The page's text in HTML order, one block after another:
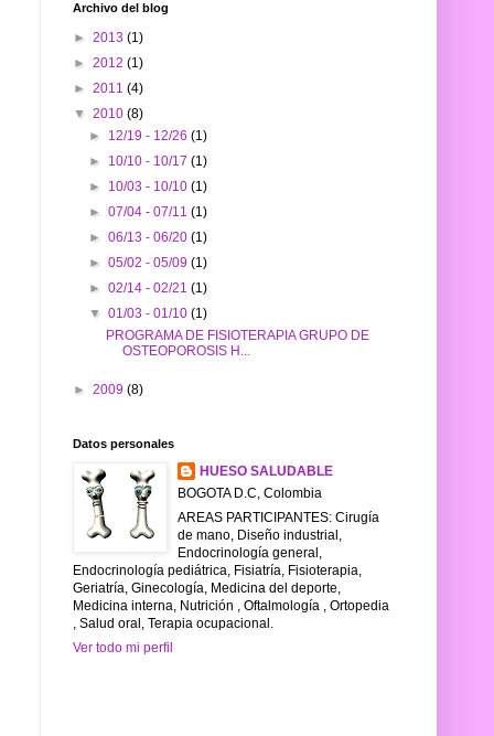
Archivo del blog
► 2013 (1)
► 2012 (1)
► 2011 (4)
▼ 2010 (8)
► 12/19 - 12/26(1)
► 10/10 - 10/17(1)
► 10/03 - 10/10(1)
►07/04 - 07/11(1)
►06/13 - 06/20(1)
►05/02 - 05/09(1)
►02/14 - 02/21(1)
▼01/03 - 01/10(1)
PROGRAMA DE FISIOTERAPIA GRUPO DE
OSTEOPOROSIS H...
► 2009 (8)
Datos personales
HUESO SALUDABLE
BOGOTA D.C, Colombia
AREAS PARTICIPANTES: Cirugía
de mano, Diseño industrial,
Endocrinología general,
Endocrinología pediátrica, Fisiatría, Fisioterapia,
Geriatría, Ginecología, Medicina del deporte,
Medicina interna, Nutrición , Oftalmología , Ortopedia
, Salud oral, Terapia ocupacional.
Ver todo mi perfil